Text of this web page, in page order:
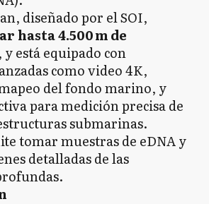
diseñado por el SOI,
hasta 4.500 m de
, y está equipado con
como video 4K,
del fondo marino, y
para medición precisa de
submarinas.
tomar muestras de eDNA y
detalladas de las